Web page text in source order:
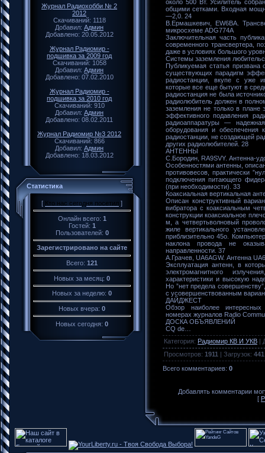
Журнал Радиохобби № 2
2012
Скачиваний: 1118
Добавил: Админ
Добавлено: 20.05.2012
Журнал Радиомир -
подшивка за 2009 год
Скачиваний: 1058
Добавил: Админ
Добавлено: 07.02.2010
Журнал Радиомир -
подшивка за 2010 год
Скачиваний: 910
Добавил: Админ
Добавлено: 08.02.2011
Журнал Радиомир №3 2012
Скачиваний: 866
Добавил: Админ
Добавлено: 18.03.2012
Статистика
[ Кто нас сегодня посетил ]
Онлайн всего: 1
Гостей: 1
Пользователей: 0
Зарегистрировано на сайте
Всего: 121
Новых за месяц: 0
Новых за неделю: 0
Новых вчера: 0
Новых сегодня: 0
около 500 Вт. Усилитель
общими сетками. Входная
—2,0. 24
В.Ермашкевич, EW6BA.
микросхеме ADG774A
Заключительная часть
современного трансвертера,
даже в условиях большого
Системы заземления
Публикуемая статья призвана
существующих парадигм
радиостанции, вкупе с уже
которые все еще бытуют в
радиостанция не была
радиолюбитель должен в
заземления не только в плане
эффективного подавления
радиоаппаратуры —
оборудования и обеспечения
радиостанции, не создающей
других радиолюбителей. 28
АНТЕННЫ
С.Бородин, RA9SVY. Антенна-
Особенностями антенны,
противовесов, практически
подключения питающего
(при необходимости). 33
Коаксиальная вертикальная
Описан конструктивный
вибратора с коаксиальным
конструкции коаксиальное
м, а четвертьволновый
жиле вертикального
приблизительно 45о.
наклона провода не
направленности. 37
А.Грачев, UA6AGW. Антенна
Эксплуатация антенн, в
электромагнитного
характеристики и высокую
Но ”нет предела
с усовершенствованным
ДАЙДЖЕСТ
Обзор наиболее
номерах журналов Radio
ДОСКА ОБЪЯВЛЕНИЙ
CQ de…
Категория: Радиомир КВ И УКВ |
Просмотров: 1911 | Загрузок: 441
Всего комментариев: 0
Добавлять комментарии
[